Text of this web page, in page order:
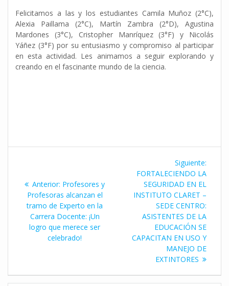
Felicitamos a las y los estudiantes Camila Muñoz (2°C),
Alexia Paillama (2°C), Martín Zambra (2°D), Agustina
Mardones (3°C), Cristopher Manríquez (3°F) y Nicolás
Yáñez (3°F) por su entusiasmo y compromiso al participar
en esta actividad. Les animamos a seguir explorando y
creando en el fascinante mundo de la ciencia.
de
entradas
Anterior: Entrada
anterior:
Profesores y
Profesoras alcanzan el
tramo de Experto en la
Carrera Docente: ¡Un
logro que merece ser
celebrado!
Siguiente:
FORTALECIENDO LA
SEGURIDAD EN EL
INSTITUTO CLARET –
SEDE CENTRO:
ASISTENTES DE LA
EDUCACIÓN SE
CAPACITAN EN USO Y
MANEJO DE
EXTINTORES